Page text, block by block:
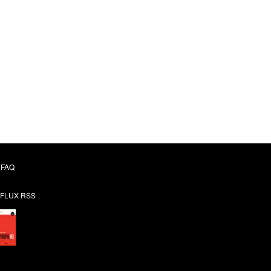
FAQ
FLUX RSS